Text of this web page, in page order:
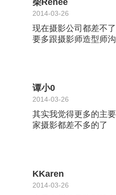
2014-03-26
现在摄影公司都差不
要多跟摄影师造型师
谭小0
2014-03-26
其实我觉得更多的主
家摄影都差不多的了
KKaren
2014-03-26